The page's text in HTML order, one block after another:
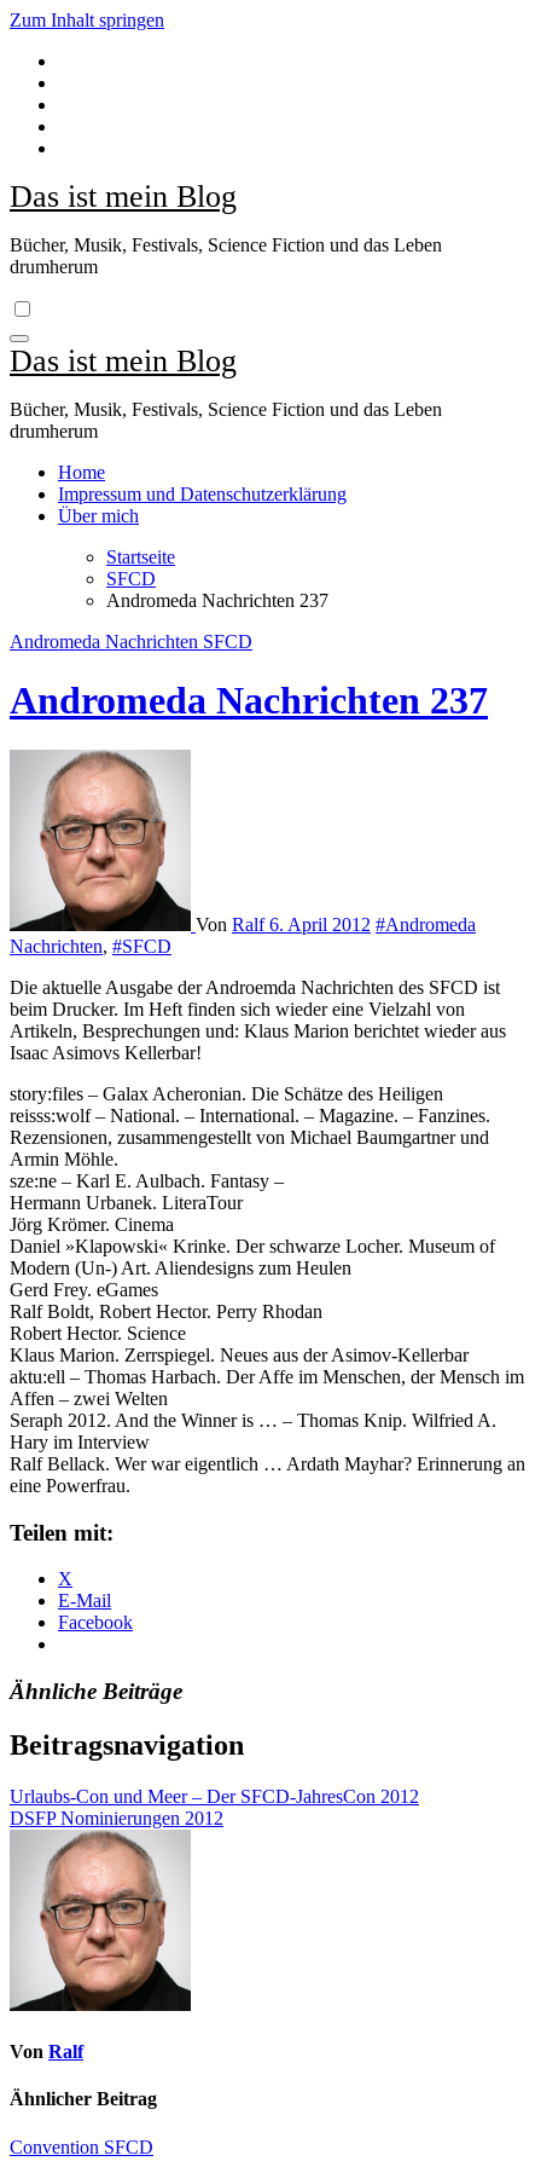
Zum Inhalt springen
Das ist mein Blog
Bücher, Musik, Festivals, Science Fiction und das Leben
drumherum
Das ist mein Blog
Bücher, Musik, Festivals, Science Fiction und das Leben
drumherum
Home
Impressum und Datenschutzerklärung
Über mich
Startseite
SFCD
Andromeda Nachrichten 237
Andromeda Nachrichten SFCD
Andromeda Nachrichten 237
Von Ralf6. April 2012 #Andromeda
Nachrichten, #SFCD
Die aktuelle Ausgabe der Androemda Nachrichten des SFCD ist
beim Drucker. Im Heft finden sich wieder eine Vielzahl von
Artikeln, Besprechungen und: Klaus Marion berichtet wieder aus
Isaac Asimovs Kellerbar!
story:files – Galax Acheronian. Die Schätze des Heiligen
reisss:wolf – National. – International. – Magazine. – Fanzines.
Rezensionen, zusammengestellt von Michael Baumgartner und
Armin Möhle.
sze:ne – Karl E. Aulbach. Fantasy –
Hermann Urbanek. LiteraTour
Jörg Krömer. Cinema
Daniel »Klapowski« Krinke. Der schwarze Locher. Museum of
Modern (Un-) Art. Aliendesigns zum Heulen
Gerd Frey. eGames
Ralf Boldt, Robert Hector. Perry Rhodan
Robert Hector. Science
Klaus Marion. Zerrspiegel. Neues aus der Asimov-Kellerbar
aktu:ell – Thomas Harbach. Der Affe im Menschen, der Mensch im
Affen – zwei Welten
Seraph 2012. And the Winner is … – Thomas Knip. Wilfried A.
Hary im Interview
Ralf Bellack. Wer war eigentlich … Ardath Mayhar? Erinnerung an
eine Powerfrau.
Teilen mit:
X
E-Mail
Facebook
Ähnliche Beiträge
Beitragsnavigation
Urlaubs-Con und Meer – Der SFCD-JahresCon 2012
DSFP Nominierungen 2012
Von Ralf
Ähnlicher Beitrag
Convention SFCD